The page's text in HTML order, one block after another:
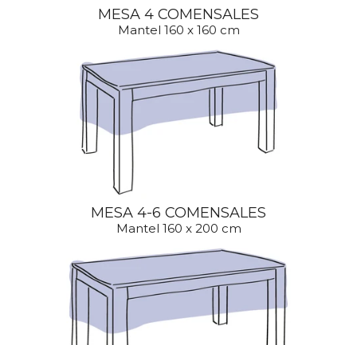
MESA 4 COMENSALES
Mantel 160 x 160 cm
MESA 4-6 COMENSALES
Mantel 160 x 200 cm